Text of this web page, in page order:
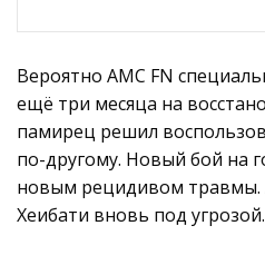
Вероятно AMC FN
ещё три месяца на
памирец решил
по-другому. Новый бой на
новым рецидивом травмы.
Хеибати вновь под угрозой.